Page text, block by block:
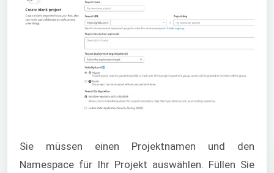
Sie müssen einen Projektnamen und den
Namespace für Ihr Projekt auswählen. Füllen Sie